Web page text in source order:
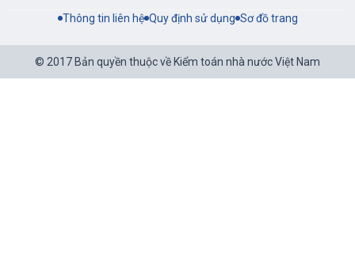
Thông tin liên hệ Quy định sử dụng Sơ đồ trang
© 2017 Bản quyền thuộc về Kiểm toán nhà nước Việt Nam